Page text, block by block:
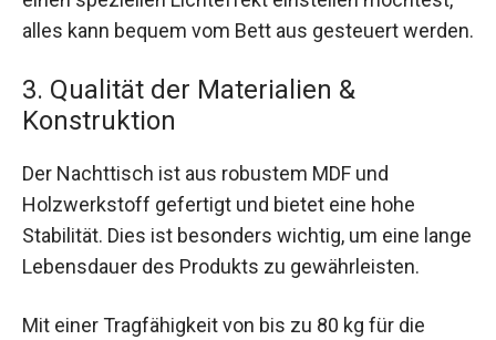
alles kann bequem vom Bett aus gesteuert werden.
3. Qualität der Materialien &
Konstruktion
Der Nachttisch ist aus robustem MDF und
Holzwerkstoff gefertigt und bietet eine hohe
Stabilität. Dies ist besonders wichtig, um eine lange
Lebensdauer des Produkts zu gewährleisten.
Mit einer Tragfähigkeit von bis zu 80 kg für die